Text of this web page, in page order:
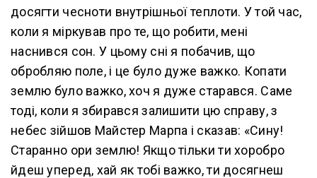
досягти чесноти внутрішньої теплоти. У той час,
коли я міркував про те, що робити, мені
наснився сон. У цьому сні я побачив, що
обробляю поле, і це було дуже важко. Копати
землю було важко, хоч я дуже старався. Саме
тоді, коли я збирався залишити цю справу, з
небес зійшов Майстер Марпа і сказав: «Сину!
Старанно ори землю! Якщо тільки ти хоробро
йдеш уперед, хай як тобі важко, ти досягнеш